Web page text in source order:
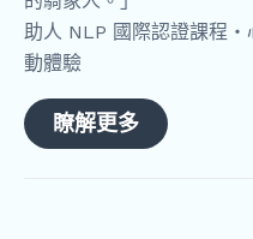
助人 NLP 國際認證課程
動體驗
瞭解更多